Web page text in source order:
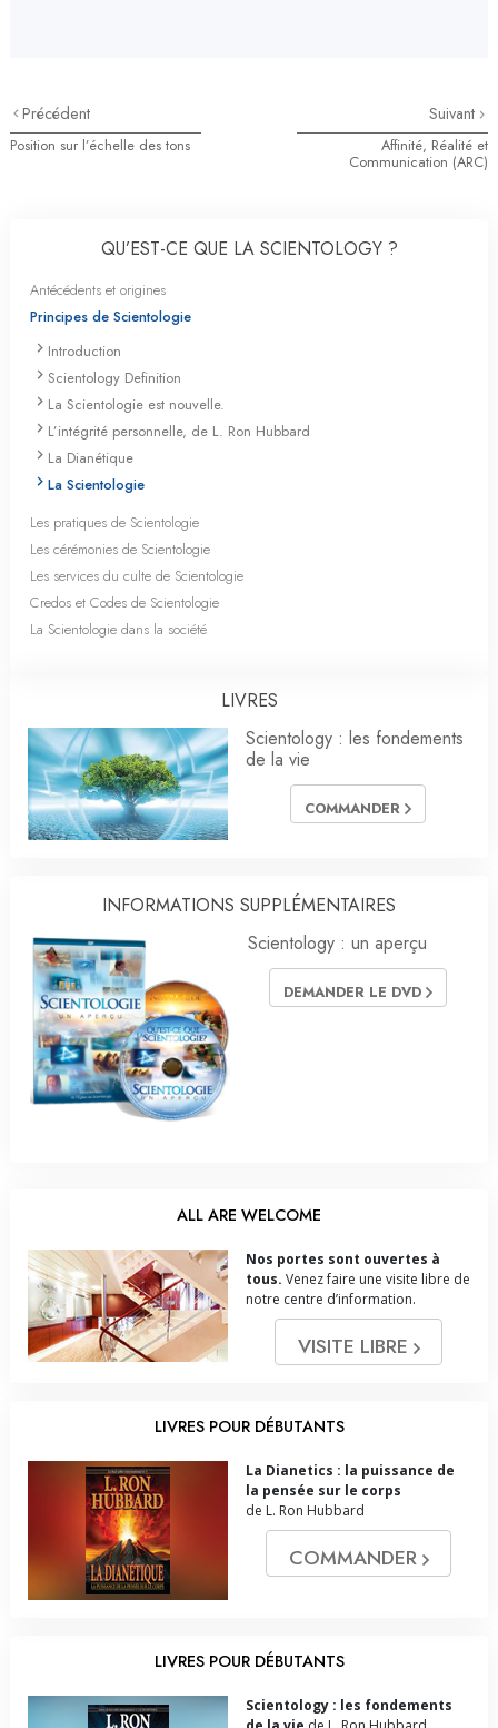
Précédent
Position sur l’échelle des tons
Suivant
Affinité, Réalité et
Communication (ARC)
QU’EST-CE QUE LA SCIENTOLOGY ?
Antécédents et origines
Principes de Scientologie
Introduction
Scientology Definition
La Scientologie est nouvelle.
L’intégrité personnelle, de L. Ron Hubbard
La Dianétique
La Scientologie
Les pratiques de Scientologie
Les cérémonies de Scientologie
Les services du culte de Scientologie
Credos et Codes de Scientologie
La Scientologie dans la société
LIVRES
Scientology : les fondements
de la vie
COMMANDER
INFORMATIONS SUPPLÉMENTAIRES
Scientology : un aperçu
DEMANDER LE DVD
ALL ARE WELCOME
Nos portes sont ouvertes à
tous. Venez faire une visite libre de
notre centre d’information.
VISITE LIBRE
LIVRES POUR DÉBUTANTS
La Dianetics : la puissance de
la pensée sur le corps
de L. Ron Hubbard
COMMANDER
LIVRES POUR DÉBUTANTS
Scientology : les fondements